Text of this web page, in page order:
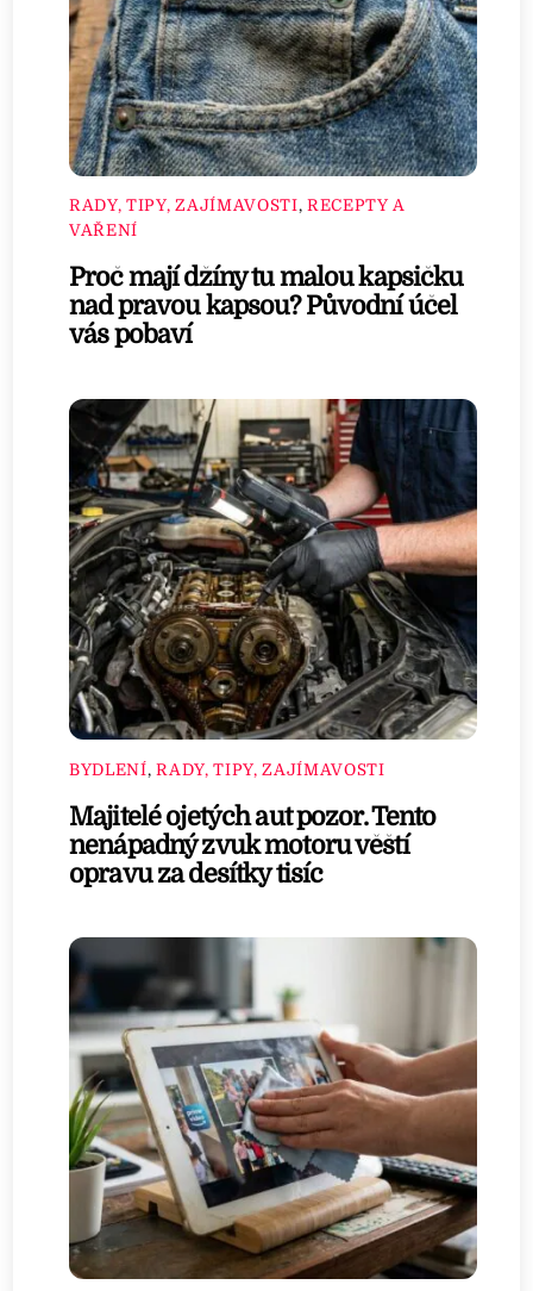
RADY, TIPY, ZAJÍMAVOSTI, RECEPTY A
VAŘENÍ
Proč mají džíny tu malou kapsičku
nad pravou kapsou? Původní účel
vás pobaví
BYDLENÍ,RADY, TIPY, ZAJÍMAVOSTI
Majitelé ojetých aut pozor. Tento
nenápadný zvuk motoru věští
opravu za desítky tisíc